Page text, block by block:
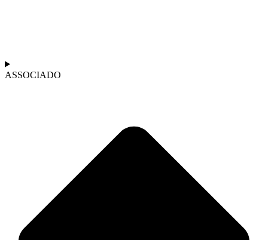
ASSOCIADO